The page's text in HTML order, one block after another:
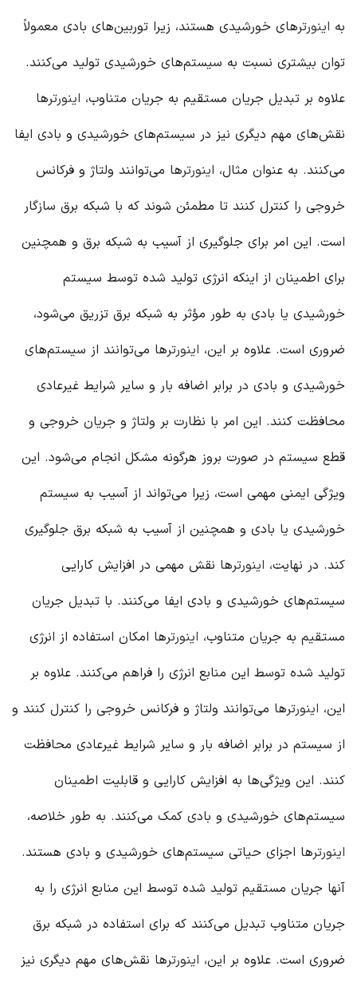
به اینورترهای خورشیدی هستند، زیرا توربین‌های بادی معمولاً
توان بیشتری نسبت به سیستم‌های خورشیدی تولید می‌کنند.
علاوه بر تبدیل جریان مستقیم به جریان متناوب، اینورترها
نقش‌های مهم دیگری نیز در سیستم‌های خورشیدی و بادی ایفا
می‌کنند. به عنوان مثال، اینورترها می‌توانند ولتاژ و فرکانس
خروجی را کنترل کنند تا مطمئن شوند که با شبکه برق سازگار
است. این امر برای جلوگیری از آسیب به شبکه برق و همچنین
برای اطمینان از اینکه انرژی تولید شده توسط سیستم
خورشیدی یا بادی به طور مؤثر به شبکه برق تزریق می‌شود،
ضروری است. علاوه بر این، اینورترها می‌توانند از سیستم‌های
خورشیدی و بادی در برابر اضافه بار و سایر شرایط غیرعادی
محافظت کنند. این امر با نظارت بر ولتاژ و جریان خروجی و
قطع سیستم در صورت بروز هرگونه مشکل انجام می‌شود. این
ویژگی ایمنی مهمی است، زیرا می‌تواند از آسیب به سیستم
خورشیدی یا بادی و همچنین از آسیب به شبکه برق جلوگیری
کند. در نهایت، اینورترها نقش مهمی در افزایش کارایی
سیستم‌های خورشیدی و بادی ایفا می‌کنند. با تبدیل جریان
مستقیم به جریان متناوب، اینورترها امکان استفاده از انرژی
تولید شده توسط این منابع انرژی را فراهم می‌کنند. علاوه بر
این، اینورترها می‌توانند ولتاژ و فرکانس خروجی را کنترل کنند و
از سیستم در برابر اضافه بار و سایر شرایط غیرعادی محافظت
کنند. این ویژگی‌ها به افزایش کارایی و قابلیت اطمینان
سیستم‌های خورشیدی و بادی کمک می‌کنند. به طور خلاصه،
اینورترها اجزای حیاتی سیستم‌های خورشیدی و بادی هستند.
آنها جریان مستقیم تولید شده توسط این منابع انرژی را به
جریان متناوب تبدیل می‌کنند که برای استفاده در شبکه برق
ضروری است. علاوه بر این، اینورترها نقش‌های مهم دیگری نیز